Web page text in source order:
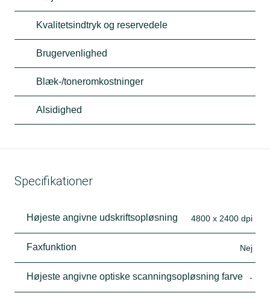
Kvalitetsindtryk og reservedele
Brugervenlighed
Blæk-/toneromkostninger
Alsidighed
Specifikationer
Højeste angivne udskriftsopløsning 4800 x 2400 dpi
Faxfunktion Nej
Højeste angivne optiske scanningsopløsning farve -